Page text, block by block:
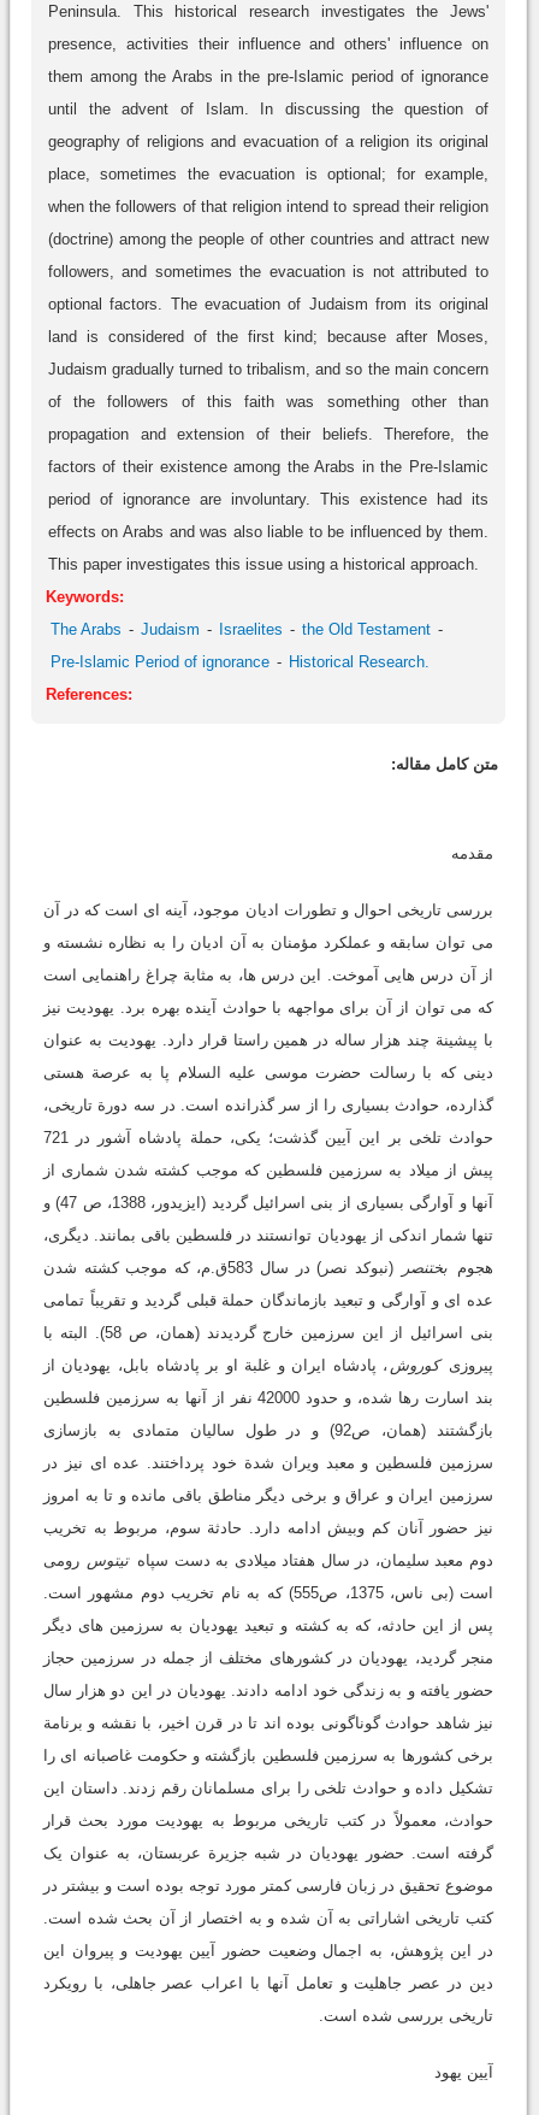
Peninsula. This historical research investigates the Jews'
presence, activities their influence and others' influence on
them among the Arabs in the pre-Islamic period of ignorance
until the advent of Islam. In discussing the question of
geography of religions and evacuation of a religion its original
place, sometimes the evacuation is optional; for example,
when the followers of that religion intend to spread their religion
(doctrine) among the people of other countries and attract new
followers, and sometimes the evacuation is not attributed to
optional factors. The evacuation of Judaism from its original
land is considered of the first kind; because after Moses,
Judaism gradually turned to tribalism, and so the main concern
of the followers of this faith was something other than
propagation and extension of their beliefs. Therefore, the
factors of their existence among the Arabs in the Pre-Islamic
period of ignorance are involuntary. This existence had its
effects on Arabs and was also liable to be influenced by them.
This paper investigates this issue using a historical approach.
Keywords:
The Arabs
Judaism Israelites
the Old Testament
Pre-Islamic Period of ignorance
Historical Research.
References:
متن کامل مقاله:
مقدمه
بررسی تاریخی احوال و تطورات ادیان موجود، آینه ای است که در آن
می توان سابقه و عملکرد مؤمنان به آن ادیان را به نظاره نشسته و
از آن درس هایی آموخت. این درس ها، به مثابة چراغ راهنمایی است
که می توان از آن برای مواجهه با حوادث آینده بهره برد. یهودیت نیز
با پیشینة چند هزار ساله در همین راستا قرار دارد. یهودیت به عنوان
دینی که با رسالت حضرت موسی علیه السلام پا به عرصة هستی
گذارده، حوادث بسیاری را از سر گذرانده است. در سه دورة تاریخی،
حوادث تلخی بر این آیین گذشت؛ یکی، حملة پادشاه آشور در 721
پیش از میلاد به سرزمین فلسطین که موجب کشته شدن شماری از
آنها و آوارگی بسیاری از بنی اسرائیل گردید (ایزیدور، 1388، ص 47) و
تنها شمار اندکی از یهودیان توانستند در فلسطین باقی بمانند. دیگری،
هجوم بختنصر
(نبوکد نصر) در سال 583ق.م، که موجب کشته شدن
عده ای و آوارگی و تبعید بازماندگان حملة قبلی گردید و تقریباً تمامی
بنی اسرائیل از این سرزمین خارج گردیدند (همان، ص 58). البته با
پیروزیکوروش ، پادشاه ایران و غلبة او بر پادشاه بابل، یهودیان از
بند اسارت رها شده، و حدود 42000 نفر از آنها به سرزمین فلسطین
بازگشتند (همان، ص92) و در طول سالیان متمادی به بازسازی
سرزمین فلسطین و معبد ویران شدة خود پرداختند. عده ای نیز در
سرزمین ایران و عراق و برخی دیگر مناطق باقی مانده و تا به امروز
نیز حضور آنان کم وبیش ادامه دارد. حادثة سوم، مربوط به تخریب
دوم معبد سلیمان، در سال هفتاد میلادی به دست سپاه تیتوس رومی
است (بی ناس، 1375، ص555) که به نام تخریب دوم مشهور است.
پس از این حادثه، که به کشته و تبعید یهودیان به سرزمین های دیگر
منجر گردید، یهودیان در کشورهای مختلف از جمله در سرزمین حجاز
حضور یافته و به زندگی خود ادامه دادند. یهودیان در این دو هزار سال
نیز شاهد حوادث گوناگونی بوده اند تا در قرن اخیر، با نقشه و برنامة
برخی کشورها به سرزمین فلسطین بازگشته و حکومت غاصبانه ای را
تشکیل داده و حوادث تلخی را برای مسلمانان رقم زدند. داستان این
حوادث، معمولاً در کتب تاریخی مربوط به یهودیت مورد بحث قرار
گرفته است. حضور یهودیان در شبه جزیرة عربستان، به عنوان یک
موضوع تحقیق در زبان فارسی کمتر مورد توجه بوده است و بیشتر در
کتب تاریخی اشاراتی به آن شده و به اختصار از آن بحث شده است.
در این پژوهش، به اجمال وضعیت حضور آیین یهودیت و پیروان این
دین در عصر جاهلیت و تعامل آنها با اعراب عصر جاهلی، با رویکرد
تاریخی بررسی شده است.
آیین یهود